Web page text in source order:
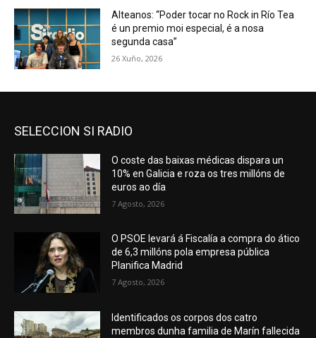
Alteanos: “Poder tocar no Rock in Río Tea
é un premio moi especial, é a nosa
segunda casa”
26 Xuño, 2026
SELECCION SI RADIO
O coste das baixas médicas dispara un
10% en Galicia e roza os tres millóns de
euros ao día
7 Agosto, 2026
O PSOE levará á Fiscalía a compra do ático
de 6,3 millóns pola empresa pública
Planifica Madrid
7 Agosto, 2026
Identificados os corpos dos catro
membros dunha familia de Marín fallecida